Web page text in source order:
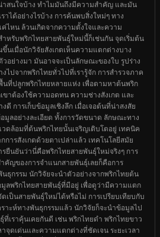
าสนใจบ้าง ทำไมมันถึงมีความสำคัญ และมัน
าได้อย่างไรบ้าง การค้นพบสิ่งใหม่ๆ ทาง
ไหน ล้วนเกิดจากความตั้งใจและความ
หรับพริกไทยสายพันธุ์ใหม่นี้ก็เช่นกัน จุดเริ่มต้น
ขึ้นเมื่อนักวิจัยสังเกตเห็นความแตกต่างบาง
วอย่างมา มันอาจจะเป็นลักษณะของใบ รูปร่าง
ปจากพริกไทยทั่วไปที่เรารู้จัก การสำรวจภาค
นที่ปลูกพริกไทยหลายแห่ง เพื่อตามหาต้นพริก
าต้องใช้ความอดทน ความช่างสังเกต และ
ดี การเก็บข้อมูลเชิงลึก เมื่อเจอต้นที่น่าสงสัย
มูลอย่างละเอียด ทั้งการวัดขนาด ลักษณะทาง
ดล้อมที่ต้นพริกไทยนั้นเจริญเติบโตอยู่ เทคนิค
ารสังเกตด้วยตาเปล่าแล้ว เทคโนโลยีสมัย
นยันว่านี่คือพริกไทยสายพันธุ์ใหม่จริงๆ การ
คัญของการจำแนกสายพันธุ์เลยก็คือการ
นธุกรรม นักวิจัยจะนำตัวอย่างจากพริกไทยต้น
ลพริกไทยสายพันธุ์ที่มีอยู่ เพื่อดูว่ามีความแตก
เป็นสายพันธุ์ใหม่ได้หรือไม่ การเปรียบเทียบกับ
าะห์ทางพันธุกรรมแล้ว นักวิจัยก็จะนำข้อมูลไป
ที่เราคุ้นเคยกันดี เช่น พริกไทยดำ พริกไทยขาว
จุดเด่นและความแตกต่างที่ชัดเจน ระยะเวลา